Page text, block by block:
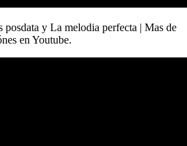
posdata y La melodia perfecta | Mas de
en Youtube.